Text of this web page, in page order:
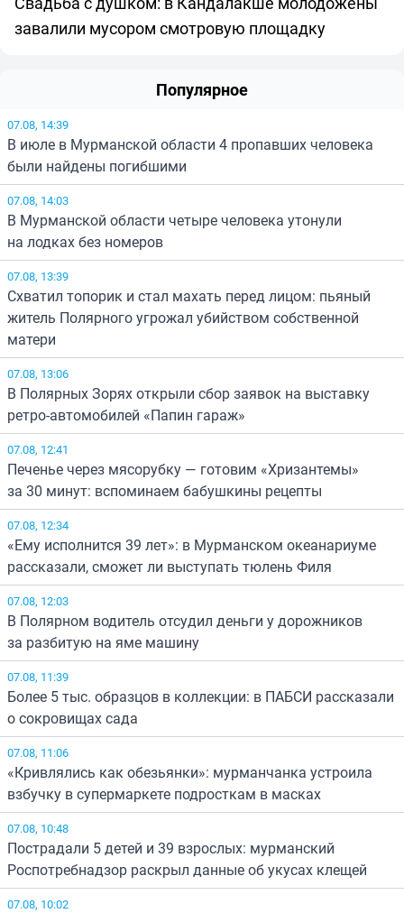
завалили мусором смотровую площадку
Популярное
07.08, 14:39
В июле в Мурманской области 4 пропавших человека
были найдены погибшими
07.08, 14:03
В Мурманской области четыре человека утонули
на лодках без номеров
07.08, 13:39
Схватил топорик и стал махать перед лицом: пьяный
житель Полярного угрожал убийством собственной
матери
07.08, 13:06
В Полярных Зорях открыли сбор заявок на выставку
ретро-автомобилей «Папин гараж»
07.08, 12:41
Печенье через мясорубку — готовим «Хризантемы»
за 30 минут: вспоминаем бабушкины рецепты
07.08, 12:34
«Ему исполнится 39 лет»: в Мурманском океанариуме
рассказали, сможет ли выступать тюлень Филя
07.08, 12:03
В Полярном водитель отсудил деньги у дорожников
за разбитую на яме машину
07.08, 11:39
Более 5 тыс. образцов в коллекции: в ПАБСИ рассказали
о сокровищах сада
07.08, 11:06
«Кривлялись как обезьянки»: мурманчанка устроила
взбучку в супермаркете подросткам в масках
07.08, 10:48
Пострадали 5 детей и 39 взрослых: мурманский
Роспотребнадзор раскрыл данные об укусах клещей
07.08, 10:02